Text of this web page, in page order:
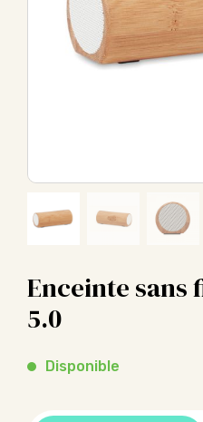
Enceinte sans
5.0
Disponible